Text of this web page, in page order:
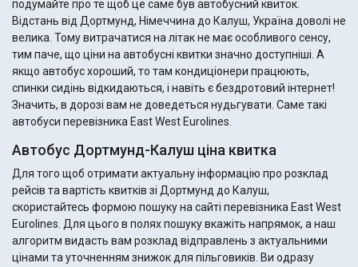
подумайте про те щоб це саме був автобусний квиток.
Відстань від Дортмунд, Німеччина до Калуш, Україна доволі не
велика. Тому витрачатися на літак не має особливого сенсу,
тим паче, що ціни на автобусні квитки значно доступніші. А
якщо автобус хороший, то там кондиціонери працюють,
спинки сидінь відкидаються, і навіть є бездротовий інтернет!
Значить, в дорозі вам не доведеться нудьгувати. Саме такі
автобуси перевізника East West Eurolines.
Автобус Дортмунд-Калуш ціна квитка
Для того щоб отримати актуальну інформацію про розклад
рейсів та вартість квитків зі Дортмунд до Калуш,
скористайтесь формою пошуку на сайті перевізника East West
Eurolines. Для цього в полях пошуку вкажіть напрямок, а наш
алгоритм видасть вам розклад відправлень з актуальними
цінами та уточненням знижок для пільговиків. Ви одразу